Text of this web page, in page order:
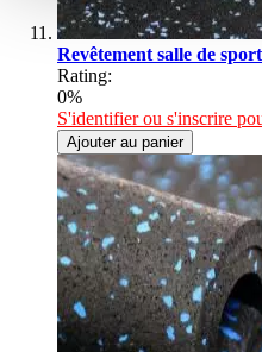
Revêtement salle de
Rating:
0%
S'identifier ou s'inscrire
Ajouter au panier